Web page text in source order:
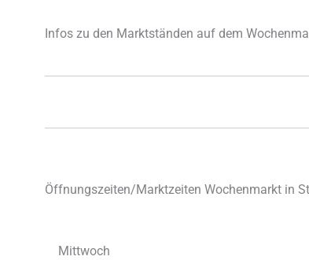
Infos zu den Marktständen auf dem
Öffnungszeiten/Marktzeiten Wochenmarkt in
Mittwoch